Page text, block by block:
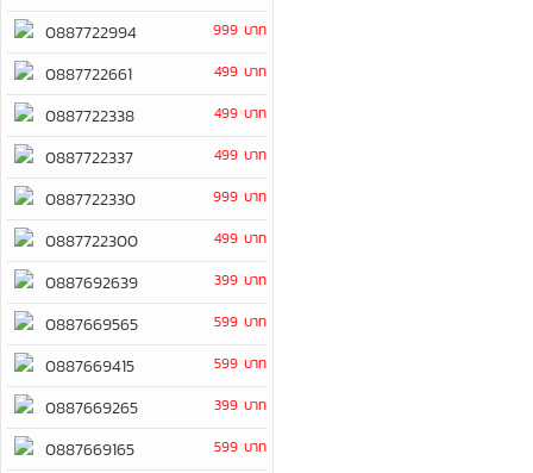
0887722994
999 บาท
0887722661 499 บาท
0887722338 499 บาท
0887722337 499 บาท
0887722330 999 บาท
0887722300 499 บาท
0887692639 399 บาท
0887669565 599 บาท
0887669415 599 บาท
0887669265 399 บาท
0887669165 599 บาท